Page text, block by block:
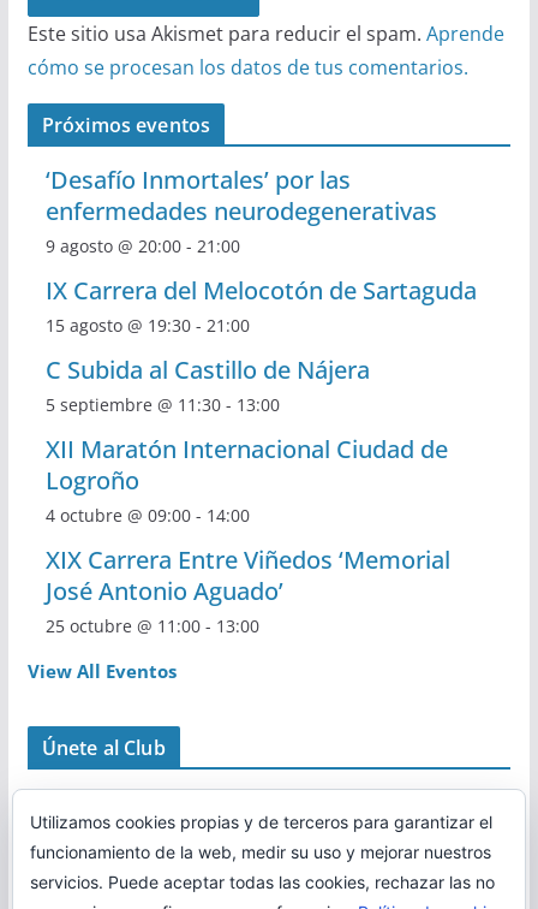
Este sitio usa Akismet para reducir el spam. Aprende
cómo se procesan los datos de tus comentarios.
Próximos eventos
‘Desafío Inmortales’ por las
enfermedades neurodegenerativas
9 agosto @ 20:00- 21:00
IX Carrera del Melocotón de Sartaguda
15 agosto @ 19:30- 21:00
C Subida al Castillo de Nájera
5 septiembre @ 11:30- 13:00
XII Maratón Internacional Ciudad de
Logroño
4 octubre @ 09:00- 14:00
XIX Carrera Entre Viñedos ‘Memorial
José Antonio Aguado’
25 octubre @ 11:00- 13:00
View All Eventos
Únete al Club
Utilizamos cookies propias y de terceros para garantizar el
funcionamiento de la web, medir su uso y mejorar nuestros
servicios. Puede aceptar todas las cookies, rechazar las no